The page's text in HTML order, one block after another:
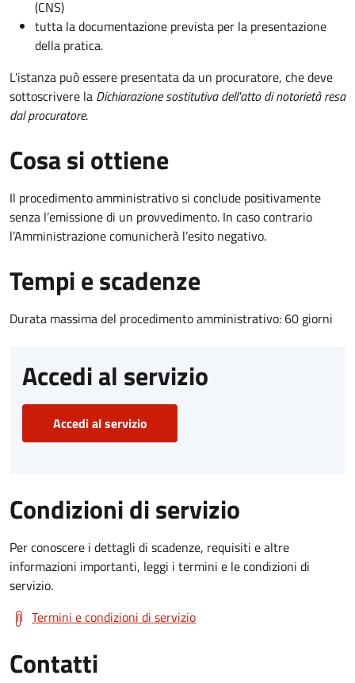
(CNS)
tutta la documentazione prevista per la presentazione
della pratica.
L'istanza può essere presentata da un procuratore, che deve
sottoscrivere la Dichiarazione sostitutiva dell'atto di notorietà resa
dal procuratore.
Cosa si ottiene
Il procedimento amministrativo si conclude positivamente
senza l’emissione di un provvedimento. In caso contrario
l’Amministrazione comunicherà l’esito negativo.
Tempi e scadenze
Durata massima del procedimento amministrativo: 60 giorni
Accedi al servizio
Accedi al servizio
Condizioni di servizio
Per conoscere i dettagli di scadenze, requisiti e altre
informazioni importanti, leggi i termini e le condizioni di
servizio.
Termini e condizioni di servizio
Contatti